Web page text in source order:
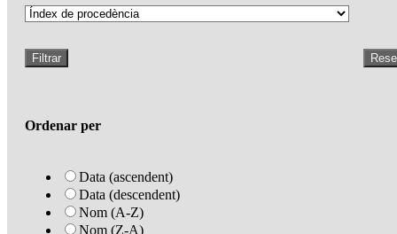
Filtrar
Ordenar per
Data (ascendent)
Data (descendent)
Nom (A-Z)
Nom (Z-A)